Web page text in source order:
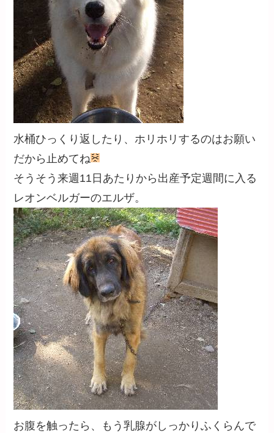
水桶ひっくり返したり、ホリホリするのはお願い
だから止めてね
そうそう来週11日あたりから出産予定週間に入る
レオンベルガーのエルザ。
お腹を触ったら、もう乳腺がしっかりふくらんで